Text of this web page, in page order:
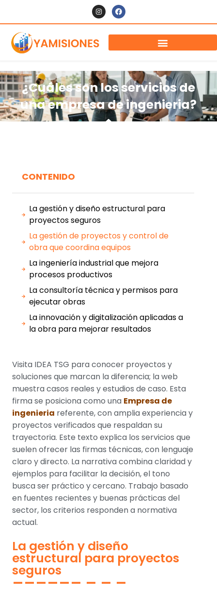
¿Cuáles son los servicios de
una empresa de ingenieria?
CONTENIDO
La gestión y diseño estructural para
proyectos seguros
La gestión de proyectos y control de
obra que coordina equipos
La ingeniería industrial que mejora
procesos productivos
La consultoría técnica y permisos para
ejecutar obras
La innovación y digitalización aplicadas a
la obra para mejorar resultados
Visita IDEA TSG para conocer proyectos y
soluciones que marcan la diferencia; la web
muestra casos reales y estudios de caso. Esta
firma se posiciona como una Empresa de
ingenieria referente, con amplia experiencia y
proyectos verificados que respaldan su
trayectoria. Este texto explica los servicios que
suelen ofrecer las firmas técnicas, con lenguaje
claro y directo. La narrativa combina claridad y
ejemplos para facilitar la decisión, el tono
busca ser práctico y cercano. Trabajo basado
en fuentes recientes y buenas prácticas del
sector, los criterios responden a normativa
actual.
La gestión y diseño
estructural para proyectos
seguros